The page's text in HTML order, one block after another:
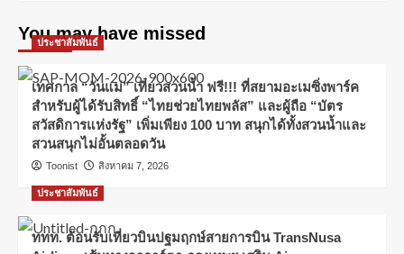
You may have missed
ประชาสัมพันธ์
เทศกาล “วันแม่” เที่ยวสวนน้ำ ฟรี!!! ที่สยามอะเมซิ่งพาร์ค
สำหรับผู้ได้รับสิทธิ์ “ไทยช่วยไทยพลัส” และผู้ถือ “บัตร
สวัสดิการแห่งรัฐ” เพิ่มเพียง 100 บาท สนุกได้ทั้งสวนน้ำและ
สวนสนุกไม่อั้นตลอดวัน
Toonist สิงหาคม 7, 2026
ประชาสัมพันธ์
ททท. ต้อนรับเที่ยวบินปฐมฤกษ์สายการบิน TransNusa